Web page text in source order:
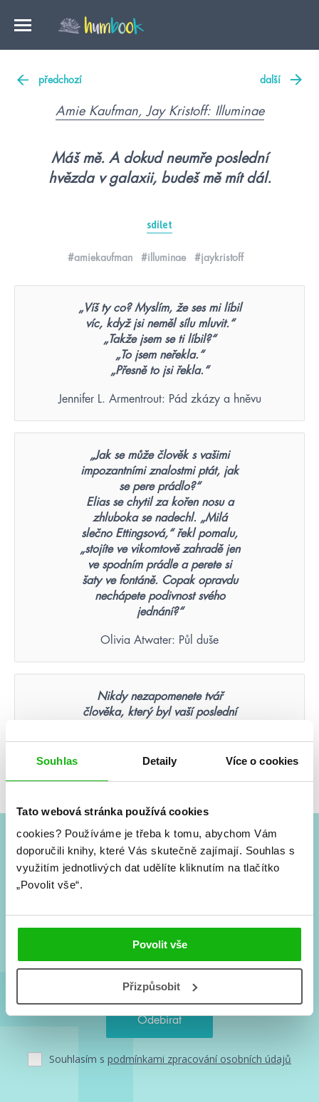
Souhlas Detaily Více o cookies
Tato webová stránka používá cookies
cookies? Používáme je třeba k tomu, abychom Vám
doporučili knihy, které Vás skutečně zajímají. Souhlas s
využitím jednotlivých dat udělíte kliknutím na tlačítko
„Povolit vše“.
Povolit vše
Přizpůsobit
předchozí další
Amie Kaufman, Jay Kristoff: Illuminae
Máš mě. A dokud neumře poslední
hvězda v galaxii, budeš mě mít dál.
sdílet
#amiekaufman #illuminae #jaykristoff
„Víš ty co? Myslím, že ses mi líbil
víc, když jsi neměl sílu mluvit.“
„Takže jsem se ti líbil?“
„To jsem neřekla.“
„Přesně to jsi řekla.“
Jennifer L. Armentrout: Pád zkázy a hněvu
„Jak se může člověk s vašimi
impozantními znalostmi ptát, jak
se pere prádlo?“
Elias se chytil za kořen nosu a
zhluboka se nadechl. „Milá
slečno Ettingsová,“ řekl pomalu,
„stojíte ve vikomtově zahradě jen
ve spodním prádle a perete si
šaty ve fontáně. Copak opravdu
nechápete podivnost svého
jednání?“
Olivia Atwater: Půl duše
Nikdy nezapomenete tvář
člověka, který byl vaší poslední
Suzanne Collins: Hunger Games – Aréna smrti
(ilustrované vydání)
#HumbookNews
Vše kolem #youngadult každý měsíc rovnou do mailu!
a seriálové adaptace a další.
Souhlasím s podmínkami zpracování osobních údajů